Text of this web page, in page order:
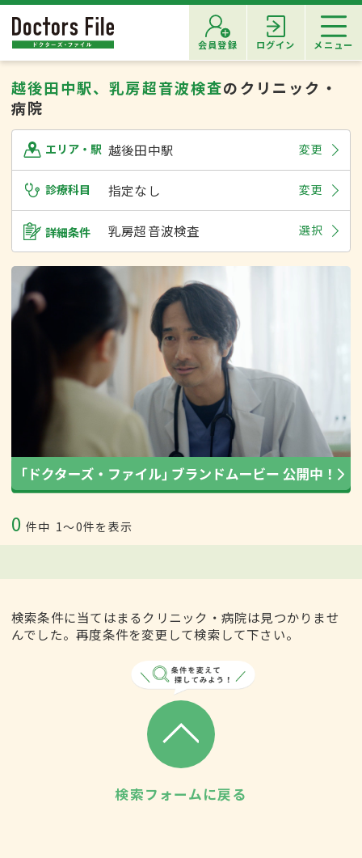
会員登録 ログイン メニュー
越後田中駅、乳房超音波検査のクリニック・
病院
エリア・駅 越後田中駅 変更
診療科目 指定なし 変更
詳細条件 乳房超音波検査 選択
0 件中 1〜0件を表示
検索条件に当てはまるクリニック・病院は見つかりませ
んでした。再度条件を変更して検索して下さい。
検索フォームに戻る